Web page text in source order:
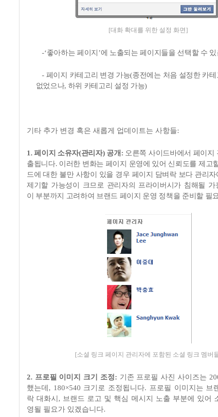
[대화 확대를 위한 설정 화면]
-‘좋아하는 페이지 ’에 노출되는 페이지들을 선택할 수 있
- 페이지 카테고리 변경 가능(종전에는 처음 설정한 카
없었으나, 하위 카테고리 설정 가능)
기타 추가 변경 혹은 새롭게 업데이트는 사항들:
1.페이지 소유자(관리자) 공개 : 오른쪽 사이드바에서 페이지
출됩니다. 이러한 변화는 페이지 운영에 있어 신뢰도를 제고
드에 대한 불만 사항이 있을 경우 페이지 담벼락 보다 관리
제기할 가능성이 크므로 관리자의 프라이버시가 침해될 가
이 부분까지 고려하여 브랜드 페이지 운영 정책을 준비할 필
[소셜 링크 페이지 관리자에 포함된 소셜 링크 멤버
2. 프로필 이미지 크기 조정: 기존 프로필 사진 사이즈는
했는데 , 180×540 크기로 조정됩니다. 프로필 이미지는 브
락 대화시 , 브랜드 로고 및 핵심 메시지 노출 부분에 있어
영될 필요가 있겠습니다.